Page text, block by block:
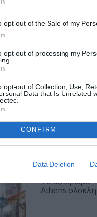
opt-out of the Sale of my
opt-out of processing my
opt-out of Collection, Use,
Data that Is Unrelated
CONFIRM
Data Deletion
το
ΣΙΝΕΜΑ / ΝΕΑ
Το αφιέρωμα
Athens